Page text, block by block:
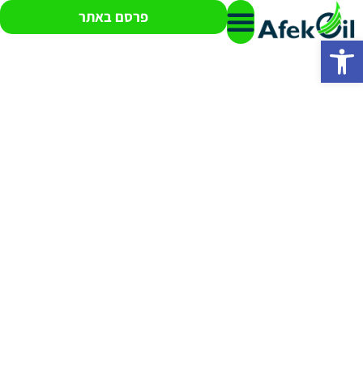
פתח סרגל נגישות
פרסם באתר